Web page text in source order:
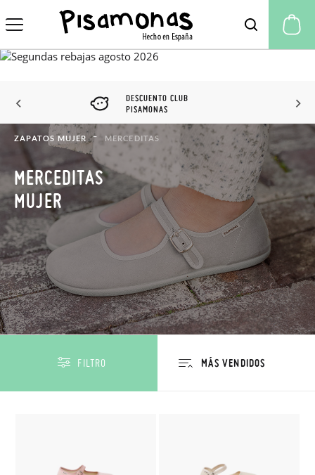
DESCUENTO CLUB
PISAMONAS
ZAPATOS MUJER MERCEDITAS
MERCEDITAS
MUJER
FILTRO